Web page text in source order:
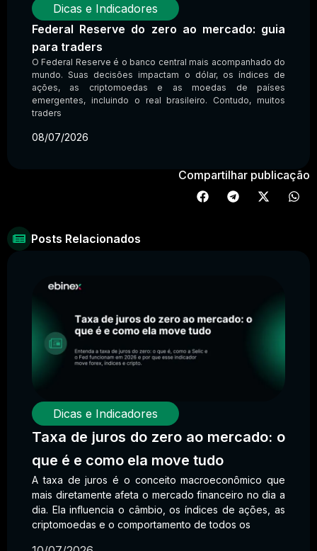
Dicas e Indicadores
Federal Reserve do zero ao mercado: guia
para traders
O Federal Reserve é o banco central mais acompanhado do
mundo. Suas decisões impactam o dólar, os índices de
ações, as criptomoedas e as moedas de países
emergentes, incluindo o real brasileiro. Contudo, muitos
traders
08/07/2026
Compartilhar publicação
Posts Relacionados
Dicas e Indicadores
Taxa de juros do zero ao mercado: o
que é e como ela move tudo
A taxa de juros é o conceito macroeconômico que
mais diretamente afeta o mercado financeiro no dia a
dia. Ela influencia o câmbio, os índices de ações, as
criptomoedas e o comportamento de todos os